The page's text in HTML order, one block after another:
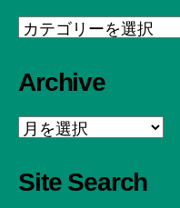
Category
Archive
Archive
Site Search